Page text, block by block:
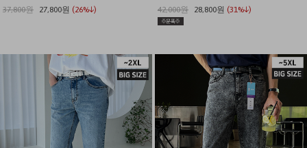
37,800원
27,800원 (26%↓)
42,000원
28,800원 (31%↓)